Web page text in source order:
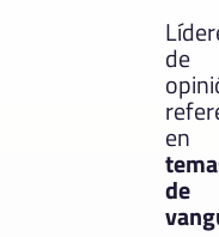
de
en
de